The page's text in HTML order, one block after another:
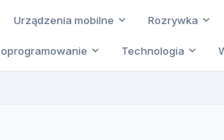
Urządzenia mobilne Rozrywka
Technologia